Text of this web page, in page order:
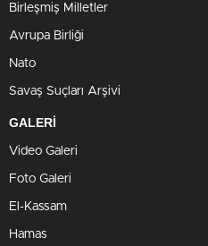
Birleşmiş Milletler
Avrupa Birliği
Nato
Savaş Suçları Arşivi
GALERİ
Video Galeri
Foto Galeri
El-Kassam
Hamas